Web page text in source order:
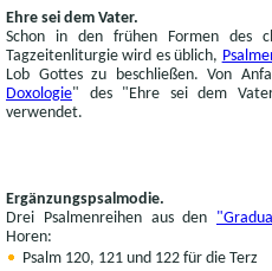
Ehre sei dem Vater.
Schon in den frühen Formen des
Tagzeitenliturgie wird es üblich,
Lob Gottes zu beschließen. Von
Doxologie" des "Ehre sei dem
verwendet.
Ergänzungspsalmodie.
Drei Psalmenreihen aus den
Horen:
Psalm 120, 121 und 122 für die Terz